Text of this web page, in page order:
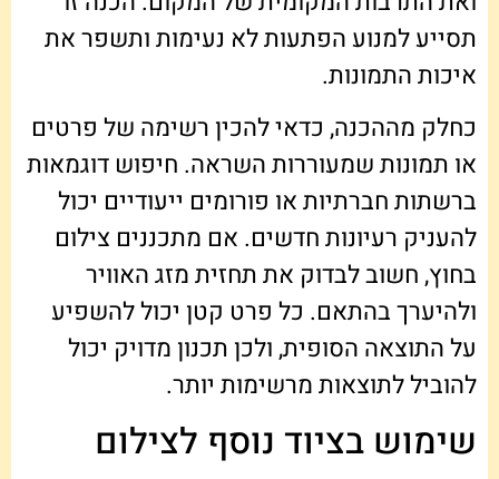
תסייע למנוע הפתעות לא נעימות ותשפר את
איכות התמונות.
כחלק מההכנה, כדאי להכין רשימה של פרטים
או תמונות שמעוררות השראה. חיפוש דוגמאות
ברשתות חברתיות או פורומים ייעודיים יכול
להעניק רעיונות חדשים. אם מתכננים צילום
בחוץ, חשוב לבדוק את תחזית מזג האוויר
ולהיערך בהתאם. כל פרט קטן יכול להשפיע
על התוצאה הסופית, ולכן תכנון מדויק יכול
להוביל לתוצאות מרשימות יותר.
שימוש בציוד נוסף לצילום